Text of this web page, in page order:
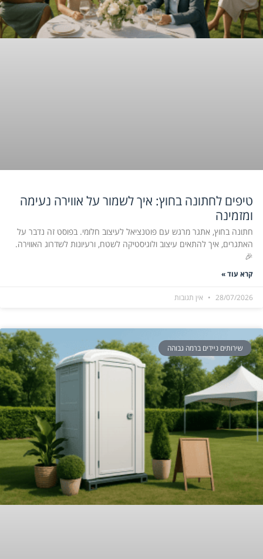
טיפים לחתונה בחוץ: איך לשמור על אווירה נעימה
ומזמינה
חתונה בחוץ, אתגר מרגש עם פוטנציאל לעיצוב חלומי. בפוסט זה נדבר על
האתגרים, איך להתאים עיצוב ולוגיסטיקה לשטח, ורעיונות לשדרוג האווירה.
🎉
קרא עוד »
28/07/2026 אין תגובות
שירותים ניידים ברמה גבוהה